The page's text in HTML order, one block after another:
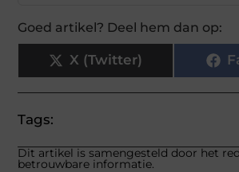
Goed artikel? Deel hem dan op:
X (Twitter)
Tags:
Dit artikel is samengesteld door het
betrouwbare informatie.